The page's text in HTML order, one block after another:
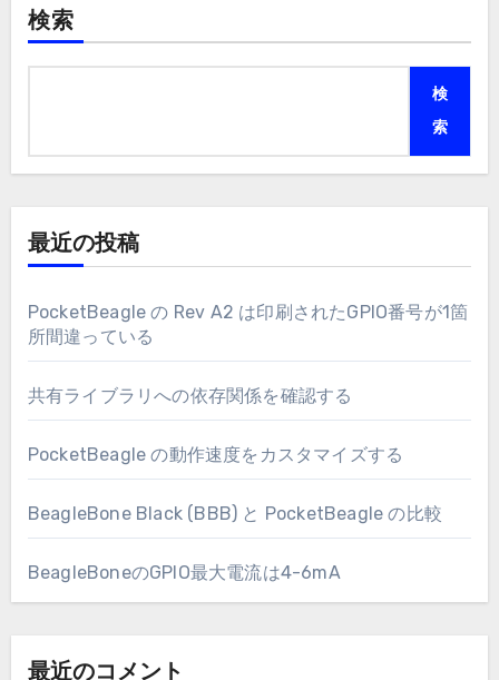
検索
検
索
最近の投稿
PocketBeagle の Rev A2 は印刷されたGPIO番号が1箇
所間違っている
共有ライブラリへの依存関係を確認する
PocketBeagle の動作速度をカスタマイズする
BeagleBone Black (BBB) と PocketBeagle の比較
BeagleBoneのGPIO最大電流は4-6mA
最近のコメント